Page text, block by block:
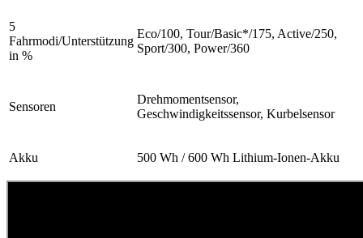
5
Fahrmodi/Unterstützung
in %
Eco/100, Tour/Basic*/175, Active/250,
Sport/300, Power/360
Sensoren
Drehmomentsensor,
Geschwindigkeitssensor, Kurbelsensor
Akku 500 Wh / 600 Wh Lithium-Ionen-Akku